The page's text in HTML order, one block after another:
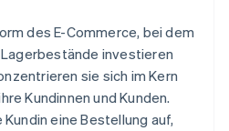
des E-Commerce, bei dem
investieren
sie sich im Kern
Kundinnen und Kunden.
eine Bestellung auf,